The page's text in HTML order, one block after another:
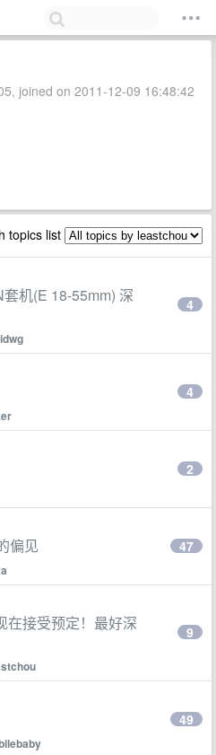
joined on 2011-12-09 16:48:42
topics list
机(E 18-55mm) 深
4
4
2
偏见 47
在接受预定！最好深
9
49